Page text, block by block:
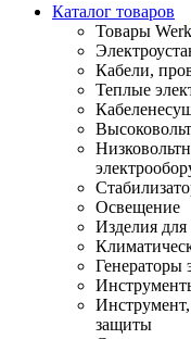
Каталог товаров
Товары
Кабели,
Теплые
Освещение
Изделия
Генераторы
защиты